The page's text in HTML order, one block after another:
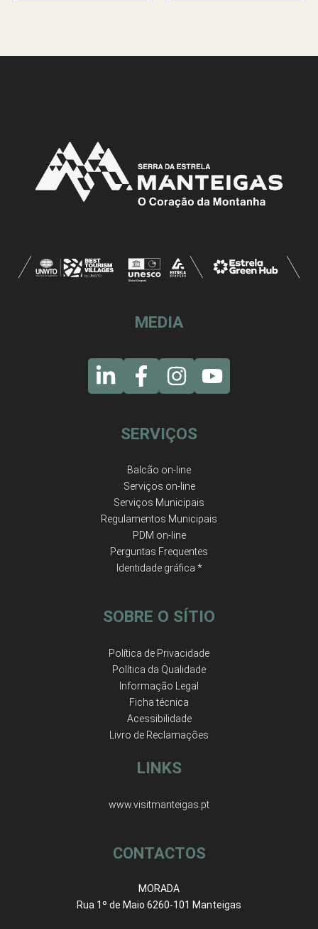
MEDIA
SERVIÇOS
Balcão on-line
Serviços on-line
Serviços Municipais
Regulamentos Municipais
PDM on-line
Perguntas Frequentes
Identidade gráfica *
SOBRE O SÍTIO
Política de Privacidade
Política da Qualidade
Informação Legal
Ficha técnica
Acessibilidade
Livro de Reclamações
LINKS
www.visitmanteigas.pt
CONTACTOS
MORADA
Rua 1º de Maio 6260-101 Manteigas